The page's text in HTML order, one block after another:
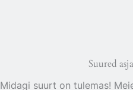
Suured
Midagi suurt on tulemas!